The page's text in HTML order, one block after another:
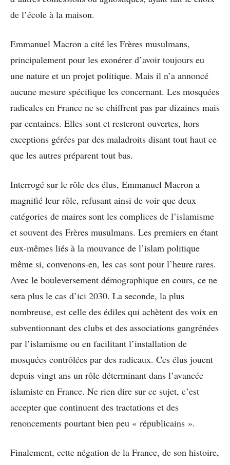
de l’école à la maison.
Emmanuel Macron a cité les Frères musulmans,
principalement pour les exonérer d’avoir toujours eu
une nature et un projet politique. Mais il n’a annoncé
aucune mesure spécifique les concernant. Les mosquées
radicales en France ne se chiffrent pas par dizaines mais
par centaines. Elles sont et resteront ouvertes, hors
exceptions gérées par des maladroits disant tout haut ce
que les autres préparent tout bas.
Interrogé sur le rôle des élus, Emmanuel Macron a
magnifié leur rôle, refusant ainsi de voir que deux
catégories de maires sont les complices de l’islamisme
et souvent des Frères musulmans. Les premiers en étant
eux-mêmes liés à la mouvance de l’islam politique
même si, convenons-en, les cas sont pour l’heure rares.
Avec le bouleversement démographique en cours, ce ne
sera plus le cas d’ici 2030. La seconde, la plus
nombreuse, est celle des édiles qui achètent des voix en
subventionnant des clubs et des associations gangrénées
par l’islamisme ou en facilitant l’installation de
mosquées contrôlées par des radicaux. Ces élus jouent
depuis vingt ans un rôle déterminant dans l’avancée
islamiste en France. Ne rien dire sur ce sujet, c’est
accepter que continuent des tractations et des
renoncements pourtant bien peu « républicains ».
Finalement, cette négation de la France, de son histoire,